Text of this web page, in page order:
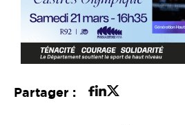
Partager :